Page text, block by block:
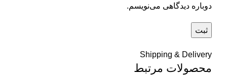
دوباره دیدگاهی می‌نویسم.
Shipping & Delivery
محصولات مرتبط